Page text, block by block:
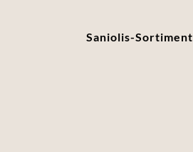
Saniolis-Sortiment